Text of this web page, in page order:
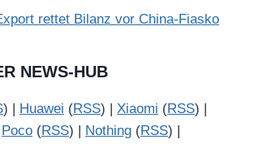
rettet Bilanz vor China-Fiasko
NEWS-HUB
) | Huawei (RSS) | Xiaomi (RSS) |
Poco (RSS) | Nothing (RSS) |